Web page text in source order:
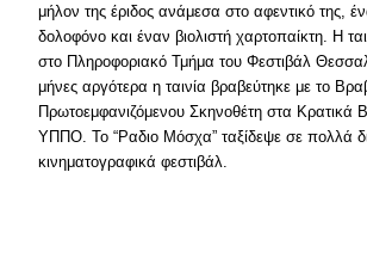
μήλον της έριδος ανάμεσα στο αφεντικό της,
δολοφόνο και έναν βιολιστή χαρτοπαίκτη. Η
στο Πληροφοριακό Τμήμα του Φεστιβάλ
μήνες αργότερα η ταινία βραβεύτηκε με το
Πρωτοεμφανιζόμενου Σκηνοθέτη στα Κρατικά
ΥΠΠΟ. Το “Ραδιο Μόσχα” ταξίδεψε σε πολλά
κινηματογραφικά φεστιβάλ.